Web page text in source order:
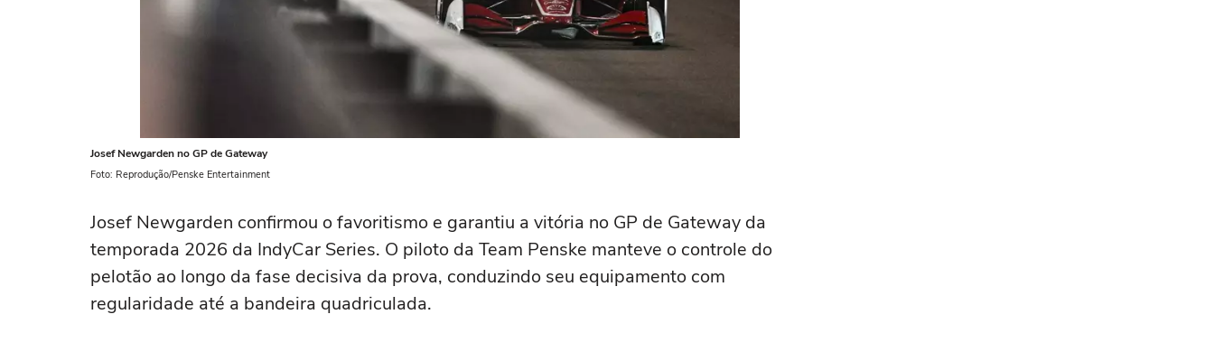
Josef Newgarden no GP de Gateway
Foto: Reprodução/Penske Entertainment
Josef Newgarden confirmou o favoritismo e garantiu a vitória no GP de Gateway da
temporada 2026 da IndyCar Series. O piloto da Team Penske manteve o controle do
pelotão ao longo da fase decisiva da prova, conduzindo seu equipamento com
regularidade até a bandeira quadriculada.